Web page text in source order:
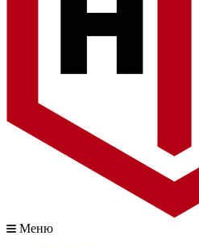
Меню